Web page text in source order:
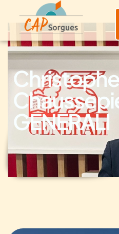
Christophe
GENERALI